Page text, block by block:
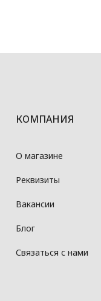
КОМПАНИЯ
О магазине
Реквизиты
Вакансии
Блог
Связаться с нами